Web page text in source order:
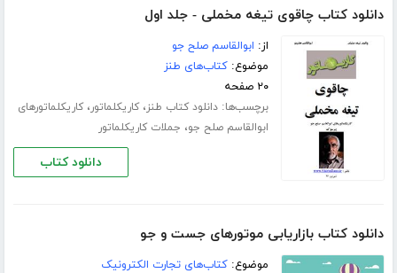
دانلود کتاب چاقوی تیغه مخملی - جلد اول
از: ابوالقاسم صلح جو
موضوع:کتاب‌های طنز
۲۰ صفحه
برچسب‌ها:دانلود کتاب طنز،کاریکلماتور،کاریکلماتورهای
ابوالقاسم صلح جو، جملات کاریکلماتور
دانلود کتاب
دانلود کتاب بازاریابی موتورهای جست و جو
موضوع:کتاب‌های تجارت الکترونیک